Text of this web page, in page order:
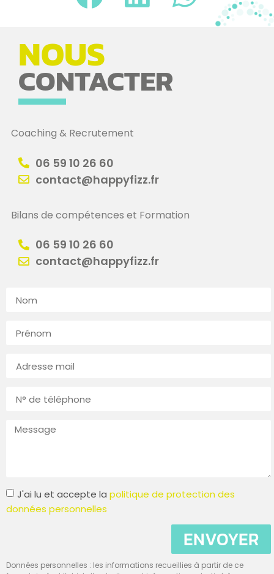
NOUS
CONTACTER
Coaching & Recrutement
06 59 10 26 60
contact@happyfizz.fr
Bilans de compétences et Formation
06 59 10 26 60
contact@happyfizz.fr
J'ai lu et accepte la politique de protection des
données personnelles
ENVOYER
Données personnelles : les informations recueillies à partir de ce